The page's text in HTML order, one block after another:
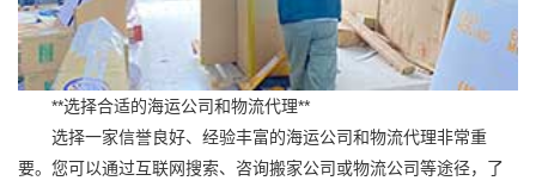
**选择合适的海运公司和物流代理**
选择一家信誉良好、经验丰富的海运公司和物流代理非常重
要。您可以通过互联网搜索、咨询搬家公司或物流公司等途径，了